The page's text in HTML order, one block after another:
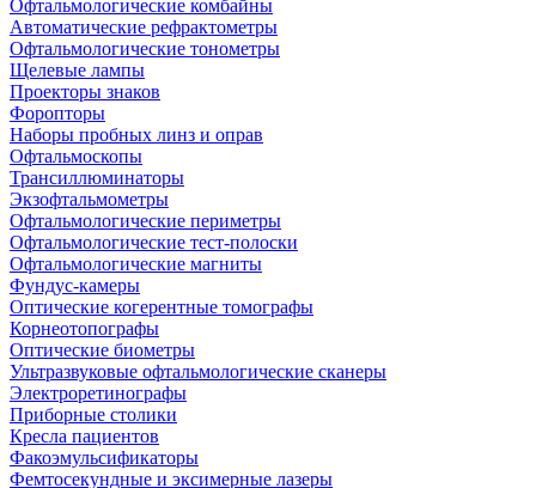
Офтальмологические комбайны
Автоматические рефрактометры
Офтальмологические тонометры
Щелевые лампы
Проекторы знаков
Форопторы
Наборы пробных линз и оправ
Офтальмоскопы
Трансиллюминаторы
Экзофтальмометры
Офтальмологические периметры
Офтальмологические тест-полоски
Офтальмологические магниты
Фундус-камеры
Оптические когерентные томографы
Корнеотопографы
Оптические биометры
Ультразвуковые офтальмологические сканеры
Электроретинографы
Приборные столики
Кресла пациентов
Факоэмульсификаторы
Фемтосекундные и эксимерные лазеры